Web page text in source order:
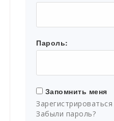
Пароль:
Запомнить меня
Зарегистрироваться
Забыли пароль?